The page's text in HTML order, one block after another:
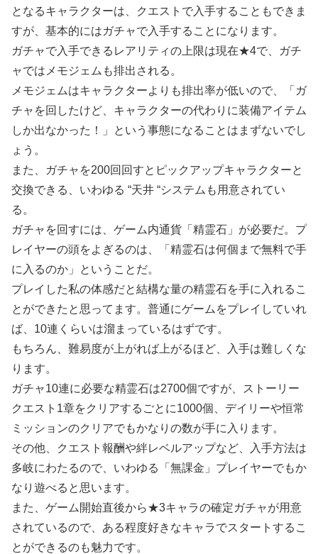
となるキャラクターは、クエストで入手することもできま
すが、基本的にはガチャで入手することになります。
ガチャで入手できるレアリティの上限は現在★4で、ガチ
ャではメモジェムも排出される。
メモジェムはキャラクターよりも排出率が低いので、「ガ
チャを回したけど、キャラクターの代わりに装備アイテム
しか出なかった！」という事態になることはまずないでし
ょう。
また、ガチャを200回回すとピックアップキャラクターと
交換できる、いわゆる “天井 “システムも用意されてい
る。
ガチャを回すには、ゲーム内通貨「精霊石」が必要だ。プ
レイヤーの頭をよぎるのは、「精霊石は何個まで無料で手
に入るのか」ということだ。
プレイした私の体感だと結構な量の精霊石を手に入れるこ
とができたと思ってます。普通にゲームをプレイしていれ
ば、10連くらいは溜まっているはずです。
もちろん、難易度が上がれば上がるほど、入手は難しくな
ります。
ガチャ10連に必要な精霊石は2700個ですが、ストーリー
クエスト1章をクリアするごとに1000個、デイリーや恒常
ミッションのクリアでもかなりの数が手に入ります。
その他、クエスト報酬や絆レベルアップなど、入手方法は
多岐にわたるので、いわゆる「無課金」プレイヤーでもか
なり遊べると思います。
また、ゲーム開始直後から★3キャラの確定ガチャが用意
されているので、ある程度好きなキャラでスタートするこ
とができるのも魅力です。